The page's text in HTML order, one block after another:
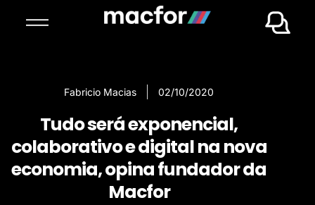
Fabricio Macias 02/10/2020
Tudo será exponencial,
colaborativo e digital na nova
economia, opina fundador da
Macfor